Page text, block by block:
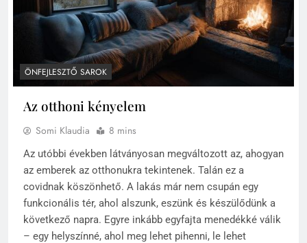
ÖNFEJLESZTŐ SAROK
Az otthoni kényelem
Somi Klaudia 8 mins
Az utóbbi években látványosan megváltozott az, ahogyan
az emberek az otthonukra tekintenek. Talán ez a
covidnak köszönhető. A lakás már nem csupán egy
funkcionális tér, ahol alszunk, eszünk és készülődünk a
következő napra. Egyre inkább egyfajta menedékké válik
– egy helyszínné, ahol meg lehet pihenni, le lehet